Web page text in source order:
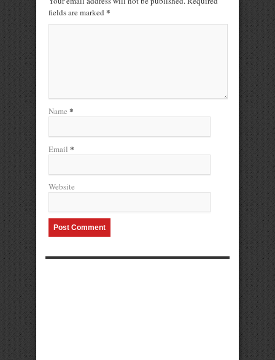
fields are marked *
Name *
Email *
Website